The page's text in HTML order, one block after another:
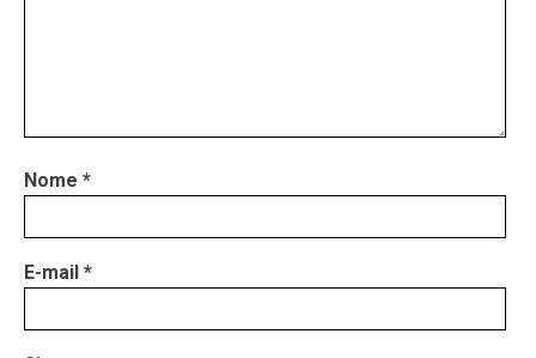
Nome *
E-mail *